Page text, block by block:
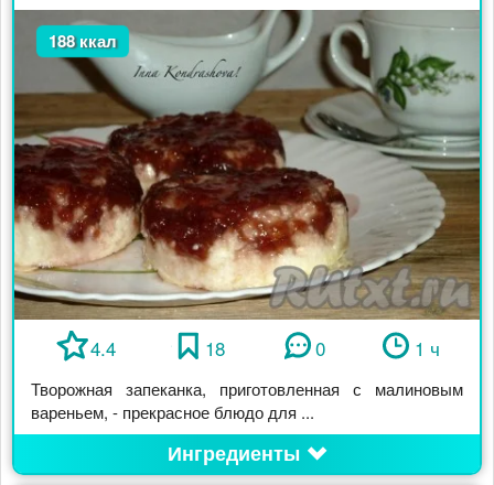
188 ккал
4.4 18 0 1 ч
Творожная запеканка, приготовленная с малиновым
вареньем, - прекрасное блюдо для ...
Ингредиенты